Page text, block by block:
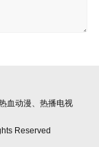
血动漫、热播电视
Reserved